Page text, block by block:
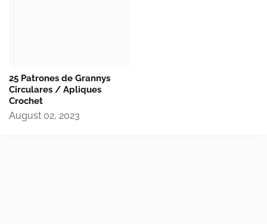
25 Patrones de Grannys
Circulares / Apliques
Crochet
August 02, 2023